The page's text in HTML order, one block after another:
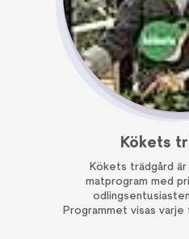
Kökets
Kökets trädgård
matprogram med
Programmet visas varje